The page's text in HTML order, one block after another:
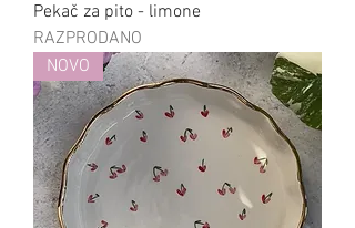
Pekač za pito - limone
RAZPRODANO
NOVO